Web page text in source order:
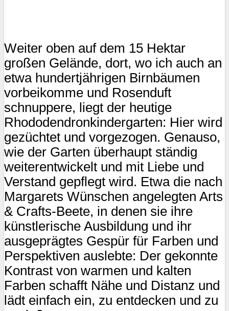
Weiter oben auf dem 15 Hektar
großen Gelände, dort, wo ich auch an
etwa hundertjährigen Birnbäumen
vorbeikomme und Rosenduft
schnuppere, liegt der heutige
Rhododendronkindergarten: Hier wird
gezüchtet und vorgezogen. Genauso,
wie der Garten überhaupt ständig
weiterentwickelt und mit Liebe und
Verstand gepflegt wird. Etwa die nach
Margarets Wünschen angelegten Arts
& Crafts-Beete, in denen sie ihre
künstlerische Ausbildung und ihr
ausgeprägtes Gespür für Farben und
Perspektiven auslebte: Der gekonnte
Kontrast von warmen und kalten
Farben schafft Nähe und Distanz und
lädt einfach ein, zu entdecken und zu